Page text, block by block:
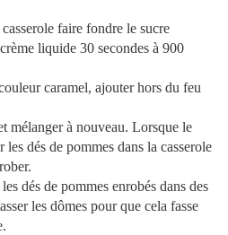
faire fondre le sucre
liquide 30 secondes à 900
caramel, ajouter hors du feu
mélanger à nouveau. Lorsque le
dés de pommes dans la casserole
dés de pommes enrobés dans des
les dômes pour que cela fasse